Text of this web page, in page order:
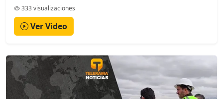
333 visualizaciones
Ver Video